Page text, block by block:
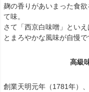
麹の香りがあいまった食
て味。
さて「西京白味噌」とい
とまろやかな風味が自慢で
高級
創業天明元年（1781年）